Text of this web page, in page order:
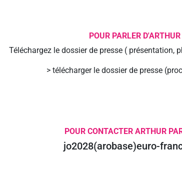
POUR PARLER D'ARTHUR
Téléchargez le dossier de presse ( présentation,
> télécharger le dossier de presse
POUR CONTACTER ARTHUR
jo2028(arobase)euro-